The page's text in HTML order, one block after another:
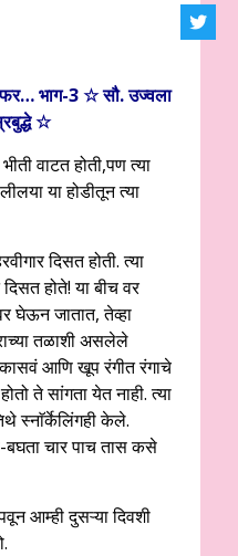
भाग-3 ☆ सौ. उज्वला
☆
वाटत होती,पण त्या
या होडीतून त्या
दिसत होती. त्या
होते! या बीच वर
घेऊन जातात, तेव्हा
तळाशी असलेले
कासवं आणि खूप रंगीत रंगाचे
ते सांगता येत नाही. त्या
स्नाॅर्केलिंगही केले.
बघता चार पाच तास कसे
आम्ही दुसऱ्या दिवशी